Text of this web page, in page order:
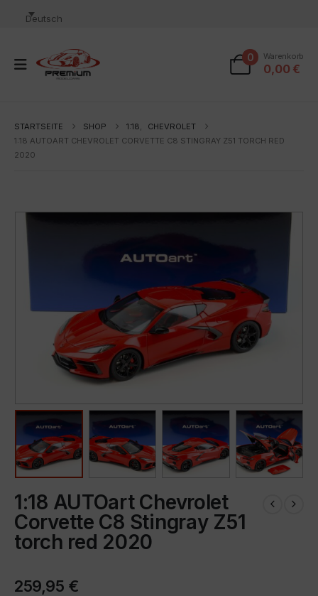
Deutsch
0 Warenkorb
0,00 €
STARTSEITE SHOP 1:18,
CHEVROLET
1:18 AUTOART CHEVROLET CORVETTE C8 STINGRAY Z51 TORCH RED
2020
1:18 AUTOart Chevrolet
Corvette C8 Stingray Z51
torch red 2020
259,95 €